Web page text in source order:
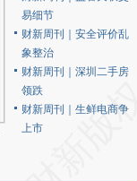
易细节
财新周刊｜安全评价乱
象整治
财新周刊｜深圳二手房
领跌
财新周刊｜生鲜电商争
上市